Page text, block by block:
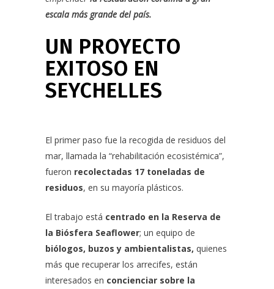
escala más grande del país.
UN PROYECTO
EXITOSO EN
SEYCHELLES
El primer paso fue la recogida de residuos del
mar, llamada la “rehabilitación ecosistémica”,
fueron recolectadas 17 toneladas de
residuos, en su mayoría plásticos.
El trabajo está centrado en la Reserva de
la Biósfera Seaflower; un equipo de
biólogos, buzos y ambientalistas, quienes
más que recuperar los arrecifes, están
interesados en concienciar sobre la